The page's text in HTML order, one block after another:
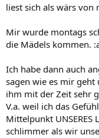
liest sich als wärs von
Mir wurde montags
die Mädels kommen.
Ich habe dann auch
sagen wie es mir geht
ihm mit der Zeit sehr
V.a. weil ich das
Mittelpunkt UNSERES
schlimmer als wir